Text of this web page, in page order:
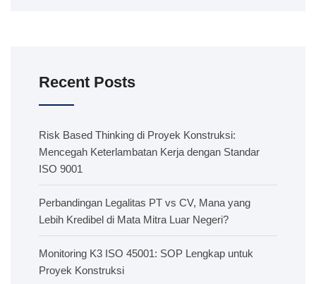
Recent Posts
Risk Based Thinking di Proyek Konstruksi:
Mencegah Keterlambatan Kerja dengan Standar
ISO 9001
Perbandingan Legalitas PT vs CV, Mana yang
Lebih Kredibel di Mata Mitra Luar Negeri?
Monitoring K3 ISO 45001: SOP Lengkap untuk
Proyek Konstruksi